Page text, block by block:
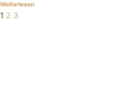
Weiterlesen
1 2 3